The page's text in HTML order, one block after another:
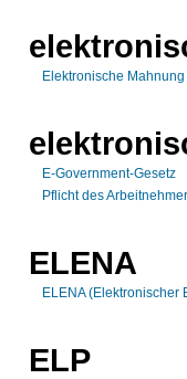
Elektronische
E-Government-Gesetz
Pflicht des
ELENA
ELENA (Elektronischer
ELP